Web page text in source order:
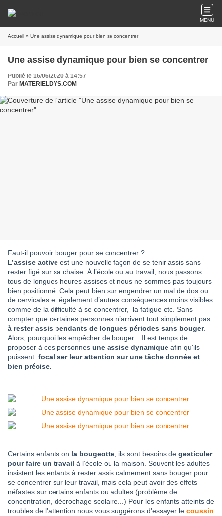
MENU
Accueil » Une assise dynamique pour bien se concentrer
Une assise dynamique pour bien se concentrer
Publié le 16/06/2020 à 14:57
Par MATERIELDYS.COM
Faut-il pouvoir bouger pour se concentrer ?
L’assise active est une nouvelle façon de se tenir assis sans
rester figé sur sa chaise. À l’école ou au travail, nous passons
tous de longues heures assises et nous ne sommes pas toujours
bien positionné. Cela peut bien sur engendrer un mal de dos ou
de cervicales et également d’autres conséquences moins visibles
comme de la difficulté à se concentrer, la fatigue etc. Sans
compter que certaines personnes n’arrivent tout simplement pas
à rester assis pendants de longues périodes sans bouger.
Alors, pourquoi les empêcher de bouger... Il est temps de
proposer à ces personnes une assise dynamique afin qu'ils
puissent focaliser leur attention sur une tâche donnée et
bien précise.
Certains enfants on la bougeotte , ils sont besoins de gesticuler
pour faire un travail à l’école ou la maison. Souvent les adultes
insistent les enfants à rester assis calmement sans bouger pour
se concentrer sur leur travail, mais cela peut avoir des effets
néfastes sur certains enfants ou adultes (problème de
concentration, décrochage scolaire...) Pour les enfants atteints de
troubles de l'attention nous vous suggérons d'essayer le coussin